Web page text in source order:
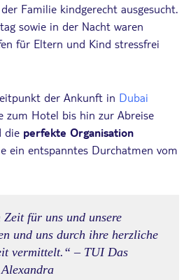
Familie kindgerecht ausgesucht.
sowie in der Nacht waren
für Eltern und Kind stressfrei
der Ankunft in Dubai
zum Hotel bis hin zur Abreise
die perfekte Organisation
ein entspanntes Durchatmen vom
für uns und unsere
und uns durch ihre herzliche
vermittelt.“ – TUI Das